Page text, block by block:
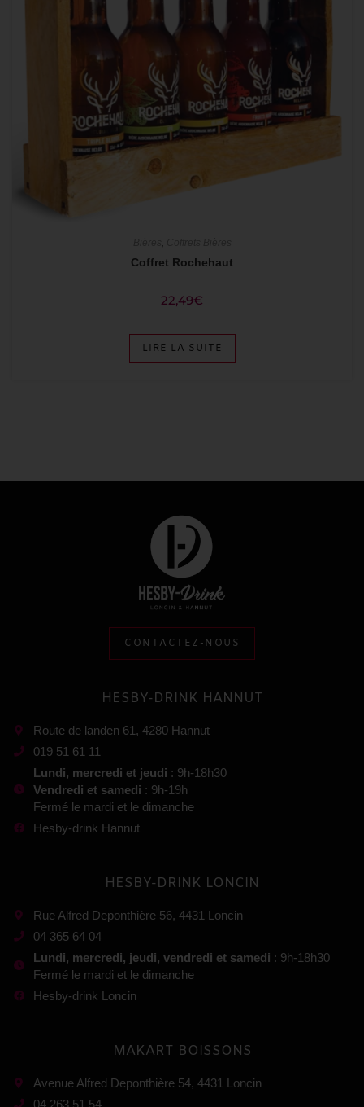
,
Coffret Rochehaut
22,49€
LIRE LA SUITE
CONTACTEZ-NOUS
HESBY-DRINK HANNUT
Route de landen 61, 4280 Hannut
019 51 61 11
Lundi, mercredi et jeudi : 9h-18h30
Vendredi et samedi : 9h-19h
Fermé le mardi et le dimanche
Hesby-drink Hannut
HESBY-DRINK LONCIN
Rue Alfred Deponthière 56, 4431 Loncin
04 365 64 04
Lundi, mercredi, jeudi, vendredi et samedi : 9h-18h30
Fermé le mardi et le dimanche
Hesby-drink Loncin
MAKART BOISSONS
Avenue Alfred Deponthière 54, 4431 Loncin
04 263 51 54